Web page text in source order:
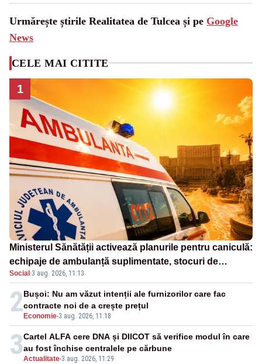
Urmărește știrile Realitatea de Tulcea și pe Google
News
CELE MAI CITITE
1
Ministerul Sănătății activează planurile pentru caniculă:
echipaje de ambulanță suplimentate, stocuri de
medicamente verificate și puncte de apă în spațiile
publice
Social ·3 aug. 2026, 11:13
2 Economie-3 aug. 2026, 11:18
Bușoi: Nu am văzut intenții ale furnizorilor care fac
contracte noi de a crește prețul
3Actualitate-3 aug. 2026, 11:29
Cartel ALFA cere DNA și DIICOT să verifice modul în care
au fost închise centralele pe cărbune